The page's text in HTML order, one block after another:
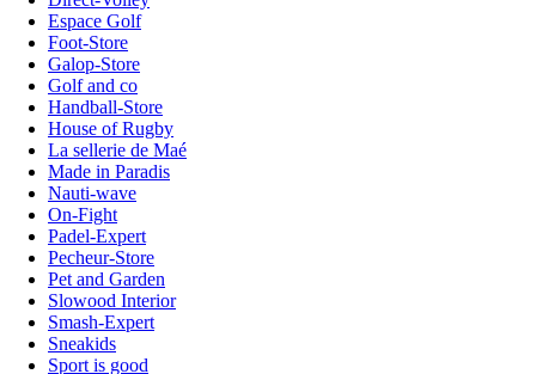
Espace Golf
Foot-Store
Galop-Store
Golf and co
Handball-Store
House of Rugby
La sellerie de Maé
Made in Paradis
Nauti-wave
On-Fight
Padel-Expert
Pecheur-Store
Pet and Garden
Slowood Interior
Smash-Expert
Sneakids
Sport is good